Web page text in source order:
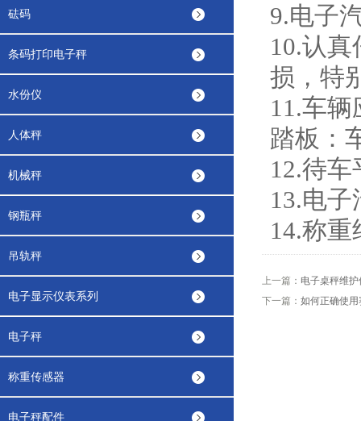
砝码
条码打印电子秤
水份仪
人体秤
机械秤
钢瓶秤
吊轨秤
电子显示仪表系列
电子秤
称重传感器
电子秤配件
9.电子
10.认
损，特
11.车
踏板：
12.待
13.电
14.称
上一篇： 电子桌秤维护
下一篇： 如何正确使